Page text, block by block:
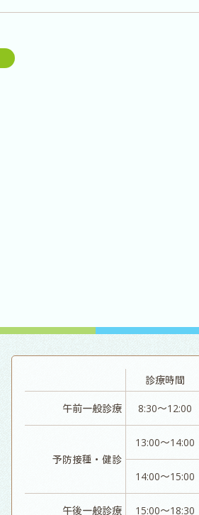
診療時間
午前一般診療 8:30～12:00
予防接種・健診
13:00～14:00
14:00～15:00
午後一般診療 15:00～18:30